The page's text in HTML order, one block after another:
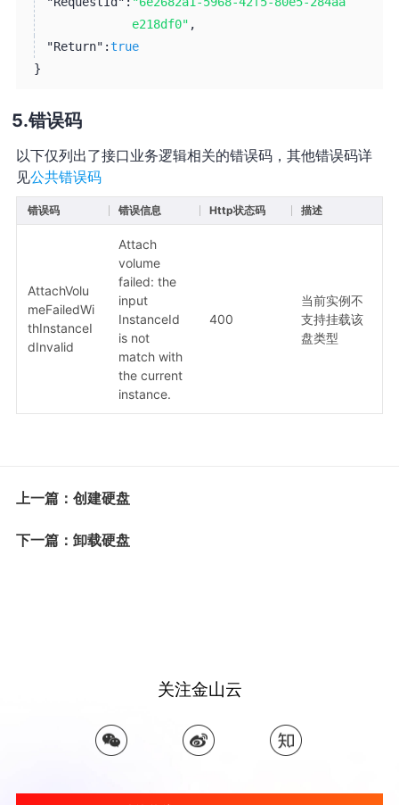
e218df0" ,
"Return":true
}
错误码
以下仅列出了接口业务逻辑相关的错误码，其他错误码详
见公共错误码
错误码 错误信息 Http状态码 描述
AttachVolu
meFailedWi
thInstanceI
dInvalid
Attach
volume
failed: the
input
InstanceId
is not
match with
the current
instance.
400
当前实例不
支持挂载该
盘类型
上一篇：创建硬盘
下一篇：卸载硬盘
关注金山云